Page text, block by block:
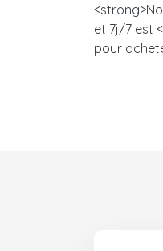
et 7j/7 est
pour